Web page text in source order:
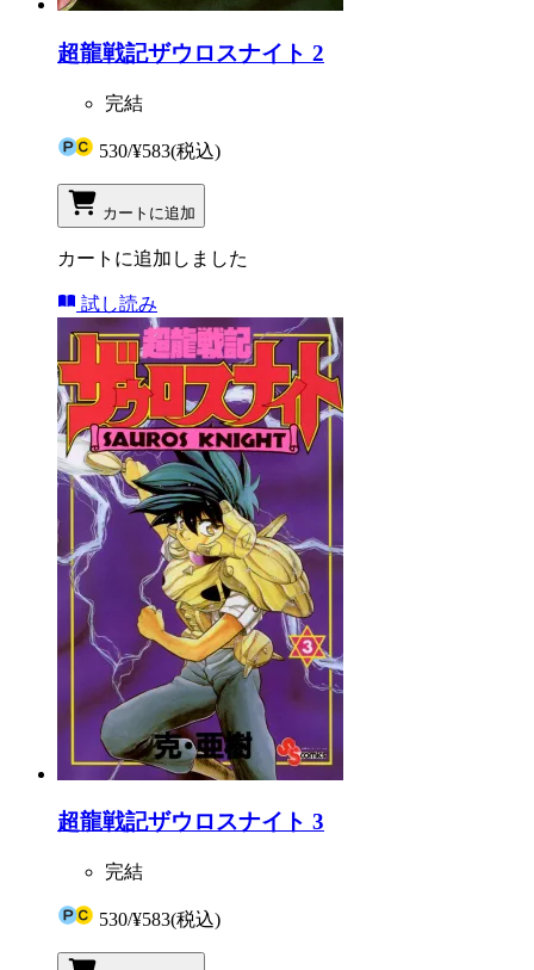
超龍戦記ザウロスナイト 2
完結
530/¥583(税込)
カートに追加
カートに追加しました
試し読み
超龍戦記ザウロスナイト 3
完結
530/¥583(税込)